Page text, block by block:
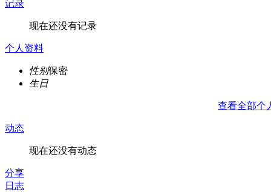
记录
现在还没有记录
个人资料
性别保密
生日
查看全部个
动态
现在还没有动态
分享
日志